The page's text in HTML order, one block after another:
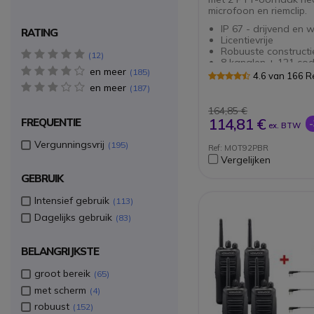
microfoon en riemclip.
IP 67 - drijvend en
Licentievrije
Robuuste
8 kanalen + 121
NiMH-batterijen
Wordt geleverd met
en dubbele USB-
4.6 van 166
164,85 €
114,81 € ex. BTW
Ref: MOT92PBR
Vergelijken
RATING
5 star(s)
12
en meer4 star(s)
185
en meer3 star(s)
187
FREQUENTIE
Vergunningsvrij 195
GEBRUIK
Intensief gebruik 113
Dagelijks gebruik 83
BELANGRIJKSTE
groot bereik 65
met scherm 4
robuust 152